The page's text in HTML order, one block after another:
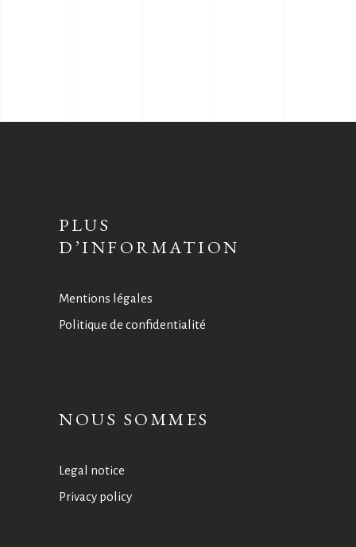
PLUS
D’INFORMATION
Mentions légales
Politique de confidentialité
NOUS SOMMES
Legal notice
Privacy policy